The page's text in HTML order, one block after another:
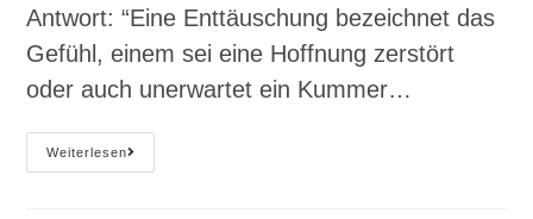
Antwort: “Eine Enttäuschung bezeichnet das
Gefühl, einem sei eine Hoffnung zerstört
oder auch unerwartet ein Kummer…
Weiterlesen#72
Ent